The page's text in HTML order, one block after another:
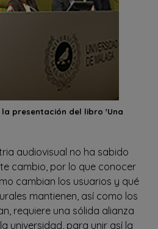
la presentación del libro 'Una
audiovisual no ha sabido
cambio, por lo que conocer
cambian los usuarios y qué
mantienen, así como los
requiere una sólida alianza
universidad, para unir así la